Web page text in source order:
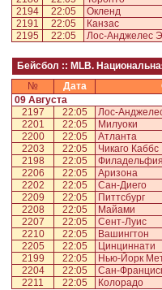
2194
22:05 Окленд
2191
22:05 Канзас
2195
22:05 Лос-Анджелес
Бейсбол :: MLB.
№
Дата
09 Августа
2197
22:05 Лос-
2201
22:05 Милуоки
2200
22:05 Атланта
2203
22:05 Чикаго Каббс
2198
22:05 Филадельфия
2206
22:05 Аризона
2202
22:05 Сан-Диего
2209
22:05 Питтсбург
2208
22:05 Майами
2207
22:05 Сент-Луис
2210
22:05 Вашингтон
2205
22:05 Цинциннати
2199
22:05 Нью-Йорк
2204
22:05 Сан-
2211
22:05 Колорадо